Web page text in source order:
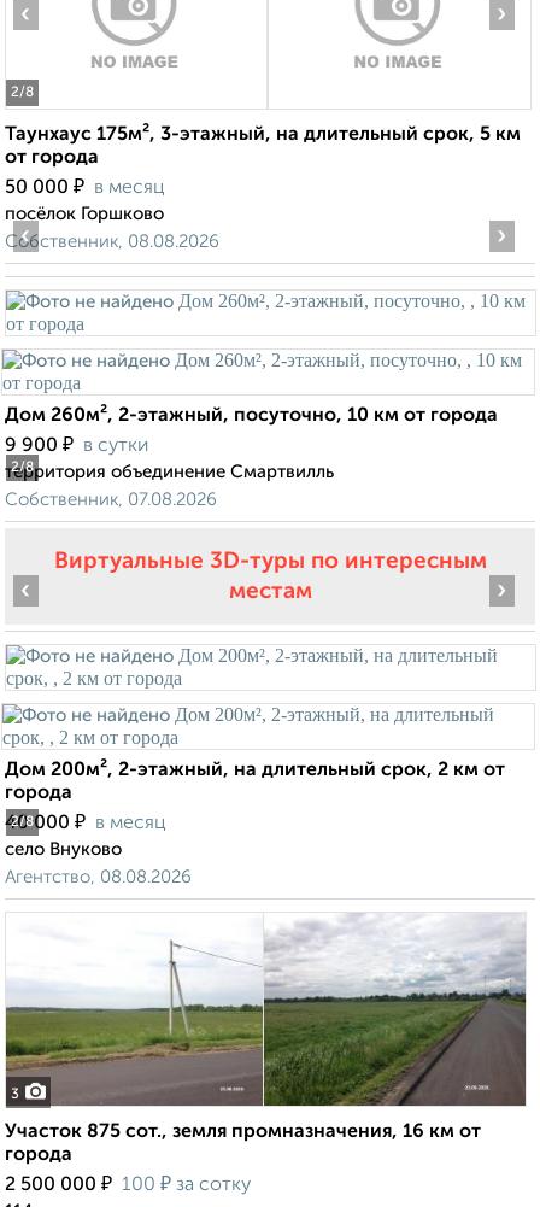
2/8
‹ ›
Таунхаус 175м², 3-этажный, на длительный срок, 5 км
от города
50 000 ₽ в месяц
посёлок Горшково
Собственник, 08.08.2026
2/8
‹ ›
Дом 260м², 2-этажный, посуточно, 10 км от города
9 900 ₽ в сутки
территория объединение Смартвилль
Собственник, 07.08.2026
Виртуальные 3D-туры по интересным
местам
2/8
‹ ›
Дом 200м², 2-этажный, на длительный срок, 2 км от
города
40 000 ₽ в месяц
село Внуково
Агентство, 08.08.2026
3
Участок 875 сот., земля промназначения, 16 км от
города
2 500 000 ₽ 100 ₽ за сотку